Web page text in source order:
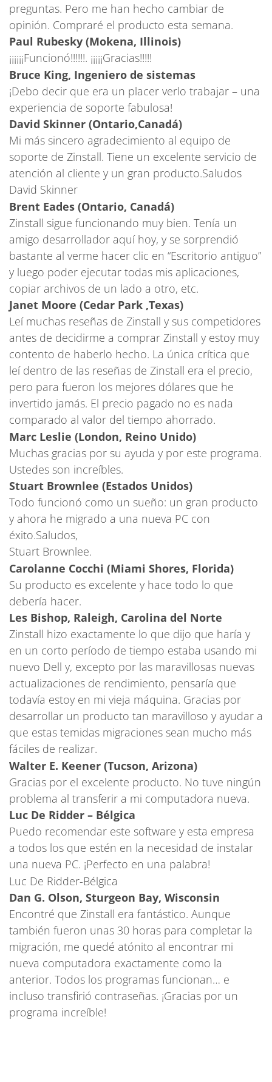
preguntas. Pero me han hecho cambiar de
opinión. Compraré el producto esta semana.
Paul Rubesky (Mokena, Illinois)
¡¡¡¡¡¡Funcionó!!!!!!. ¡¡¡¡¡Gracias!!!!!
Bruce King, Ingeniero de sistemas
¡Debo decir que era un placer verlo trabajar – una
experiencia de soporte fabulosa!
David Skinner (Ontario,Canadá)
Mi más sincero agradecimiento al equipo de
soporte de Zinstall. Tiene un excelente servicio de
atención al cliente y un gran producto.Saludos
David Skinner
Brent Eades (Ontario, Canadá)
Zinstall sigue funcionando muy bien. Tenía un
amigo desarrollador aquí hoy, y se sorprendió
bastante al verme hacer clic en “Escritorio antiguo”
y luego poder ejecutar todas mis aplicaciones,
copiar archivos de un lado a otro, etc.
Janet Moore (Cedar Park ,Texas)
Leí muchas reseñas de Zinstall y sus competidores
antes de decidirme a comprar Zinstall y estoy muy
contento de haberlo hecho. La única crítica que
leí dentro de las reseñas de Zinstall era el precio,
pero para fueron los mejores dólares que he
invertido jamás. El precio pagado no es nada
comparado al valor del tiempo ahorrado.
Marc Leslie (London, Reino Unido)
Muchas gracias por su ayuda y por este programa.
Ustedes son increíbles.
Stuart Brownlee (Estados Unidos)
Todo funcionó como un sueño: un gran producto
y ahora he migrado a una nueva PC con
éxito.Saludos,
Stuart Brownlee.
Carolanne Cocchi (Miami Shores, Florida)
Su producto es excelente y hace todo lo que
debería hacer.
Les Bishop, Raleigh, Carolina del Norte
Zinstall hizo exactamente lo que dijo que haría y
en un corto período de tiempo estaba usando mi
nuevo Dell y, excepto por las maravillosas nuevas
actualizaciones de rendimiento, pensaría que
todavía estoy en mi vieja máquina. Gracias por
desarrollar un producto tan maravilloso y ayudar a
que estas temidas migraciones sean mucho más
fáciles de realizar.
Walter E. Keener (Tucson, Arizona)
Gracias por el excelente producto. No tuve ningún
problema al transferir a mi computadora nueva.
Luc De Ridder – Bélgica
Puedo recomendar este software y esta empresa
a todos los que estén en la necesidad de instalar
una nueva PC. ¡Perfecto en una palabra!
Luc De Ridder-Bélgica
Dan G. Olson, Sturgeon Bay, Wisconsin
Encontré que Zinstall era fantástico. Aunque
también fueron unas 30 horas para completar la
migración, me quedé atónito al encontrar mi
nueva computadora exactamente como la
anterior. Todos los programas funcionan… e
incluso transfirió contraseñas. ¡Gracias por un
programa increíble!